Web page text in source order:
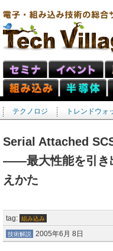
テクノロジ トレンドウォ
Serial Attached
――最大性能を引き
えかた
tag: 組み込み
技術解説 2005年6月 8日